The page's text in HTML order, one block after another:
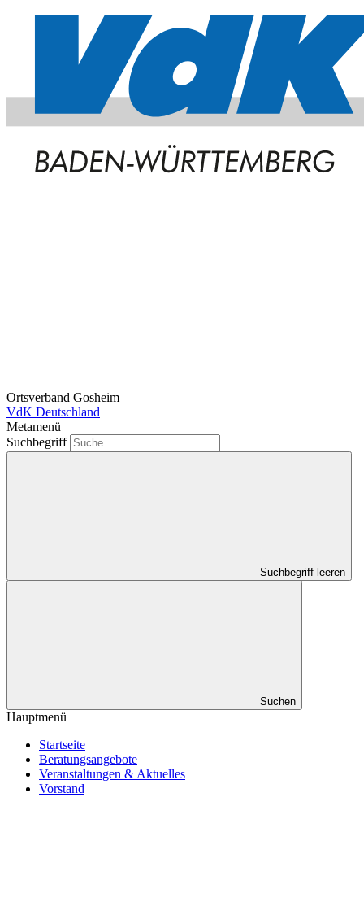
Ortsverband Gosheim
VdK Deutschland
Metamenü
Suchbegriff
Suchbegriff leeren
Suchen
Hauptmenü
Startseite
Beratungsangebote
Veranstaltungen & Aktuelles
Vorstand